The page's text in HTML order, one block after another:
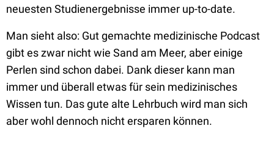
neuesten Studienergebnisse immer up-to-date.
Man sieht also: Gut gemachte medizinische Podcast
gibt es zwar nicht wie Sand am Meer, aber einige
Perlen sind schon dabei. Dank dieser kann man
immer und überall etwas für sein medizinisches
Wissen tun. Das gute alte Lehrbuch wird man sich
aber wohl dennoch nicht ersparen können.